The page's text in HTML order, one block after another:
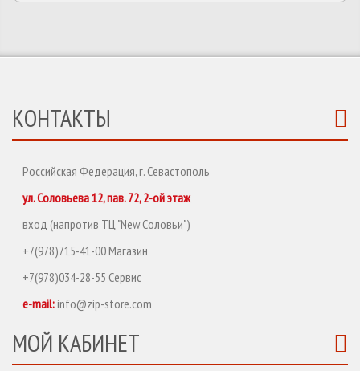
КОНТАКТЫ
Российская Федерация, г. Севастополь
ул. Соловьева 12, пав. 72, 2-ой этаж
вход (напротив ТЦ "New Соловьи")
+7(978)715-41-00 Магазин
+7(978)034-28-55 Сервис
e-mail:info@zip-store.com
МОЙ КАБИНЕТ